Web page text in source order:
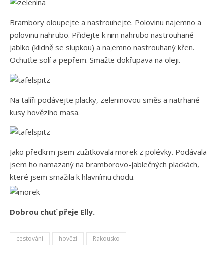
Brambory oloupejte a nastrouhejte. Polovinu najemno a
polovinu nahrubo. Přidejte k nim nahrubo nastrouhané
jablko (klidně se slupkou) a najemno nastrouhaný křen.
Ochuťte solí a pepřem. Smažte dokřupava na oleji.
Na talíři podávejte placky, zeleninovou směs a natrhané
kusy hovězího masa.
Jako předkrm jsem zužitkovala morek z polévky. Podávala
jsem ho namazaný na bramborovo-jablečných plackách,
které jsem smažila k hlavnímu chodu.
Dobrou chuť přeje Elly.
cestování hovězí Rakousko